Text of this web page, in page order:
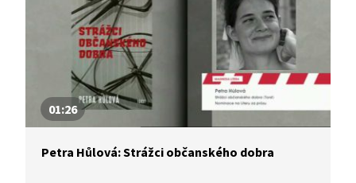
01:26
Petra Hůlová: Strážci občanského dobra